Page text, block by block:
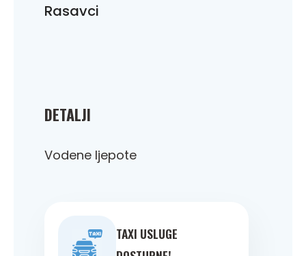
DETALJI
Vodene ljepote
TAXI USLUGE
Rasavci